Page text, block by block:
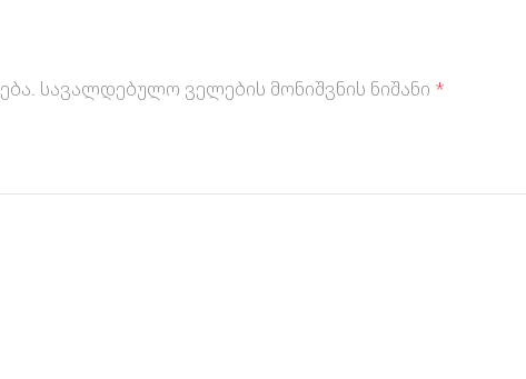
სავალდებულო ველების მონიშვნის ნიშანი *